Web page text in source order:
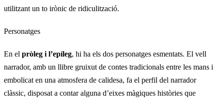
utilitzant un to irònic de ridiculització.
Personatges
En el pròleg i l’epíleg, hi ha els dos personatges esmentats. El vell
narrador, amb un llibre gruixut de contes tradicionals entre les mans i
embolicat en una atmosfera de calidesa, fa el perfil del narrador
clàssic, disposat a contar alguna d’eixes màgiques històries que